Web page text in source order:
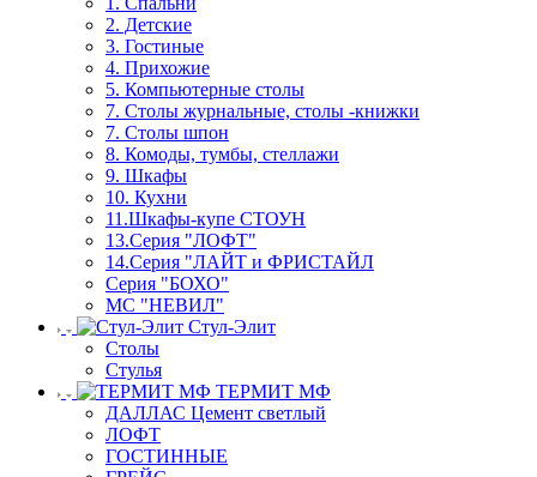
2. Детские
3. Гостиные
4. Прихожие
5. Компьютерные столы
7. Столы журнальные, столы -книжки
7. Столы шпон
8. Комоды, тумбы, стеллажи
9. Шкафы
10. Кухни
11.Шкафы-купе СТОУН
13.Серия "ЛОФТ"
14.Серия "ЛАЙТ и ФРИСТАЙЛ
Серия "БОХО"
МС "НЕВИЛ"
Стул-Элит
Столы
Стулья
ТЕРМИТ МФ
ДАЛЛАС Цемент светлый
ЛОФТ
ГОСТИННЫЕ